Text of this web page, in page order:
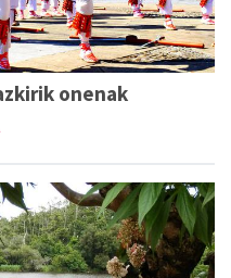
onenak